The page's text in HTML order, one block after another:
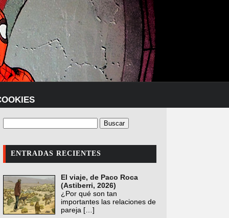
ENTRADAS RECIENTES
El viaje, de Paco Roca
(Astiberri, 2026)
¿Por qué son tan
importantes las relaciones de
pareja […]